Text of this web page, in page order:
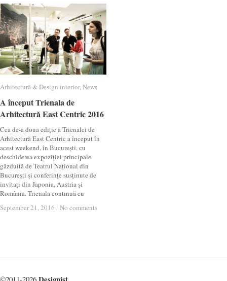
Arhitectură & Design interior,News
A început Trienala de
Arhitectură East Centric 2016
Cea de-a doua ediție a Trienalei de
Arhitectură East Centric a început în
acest weekend, în București, cu
deschiderea expoziției principale
găzduită de Teatrul Național din
București și conferințe susținute de
invitați din Japonia, Austria și
România. Trienala continuă cu
September 21, 2016 / No comments
Arhitectură & Design interior News
A început Trienala de
Arhitectură East Centric 2016
September 21, 2016 / No comments
©2011-2026